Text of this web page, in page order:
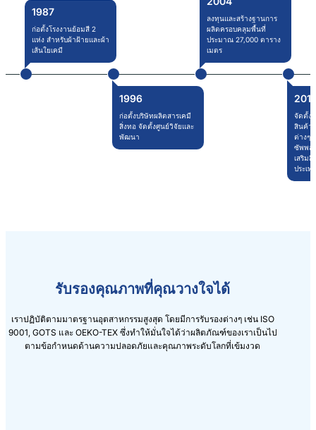
1987
ก่อตั้งโรงงานย้อมสี 2
แห่ง สำหรับผ้าฝ้ายและผ้า
เส้นใยเคมี
1996
ก่อตั้งบริษัทผลิตสารเคมี
สิ่งทอ จัดตั้งศูนย์วิจัยและ
พัฒนา
ลงทุนและสร้างฐานการ
ผลิตครอบคลุมพื้นที่
ประมาณ 27,000 ตาราง
เมตร
จัดตั้ง
สินค้า
ต่างๆ
ซัพพล
เสริม
ประเท
รับรองคุณภาพที่คุณวางใจได้
เราปฏิบัติตามมาตรฐานอุตสาหกรรมสูงสุด โดยมีการรับรองต่างๆ เช่น ISO
9001, GOTS และ OEKO-TEX ซึ่งทำให้มั่นใจได้ว่าผลิตภัณฑ์ของเราเป็นไป
ตามข้อกำหนดด้านความปลอดภัยและคุณภาพระดับโลกที่เข้มงวด